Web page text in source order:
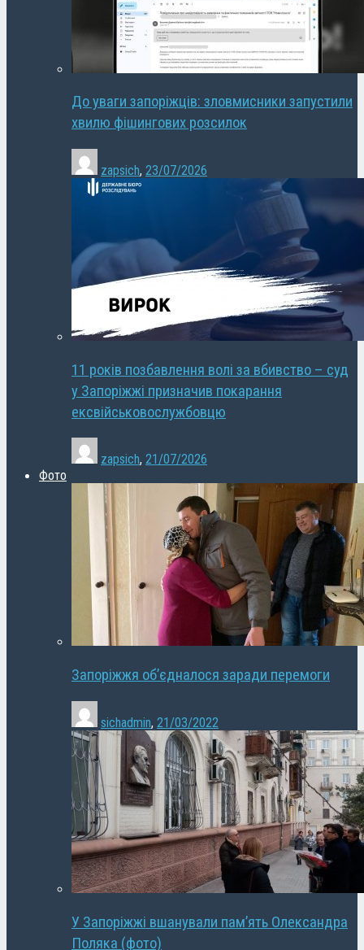
До уваги запоріжців: зловмисники запустили
хвилю фішингових розсилок
zapsich, 23/07/2026
11 років позбавлення волі за вбивство – суд
у Запоріжжі призначив покарання
ексвійськовослужбовцю
zapsich, 21/07/2026
Фото
Запоріжжя об’єдналося заради перемоги
sichadmin, 21/03/2022
У Запоріжжі вшанували пам’ять Олександра
Поляка (фото)